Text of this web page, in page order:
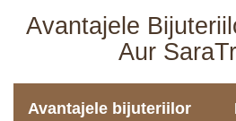
Avantajele
Aur
Avantajele bijuteriilor